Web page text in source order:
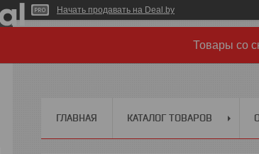
Начать продавать на Deal.by
Товары со
ГЛАВНАЯ КАТАЛОГ ТОВАРОВ